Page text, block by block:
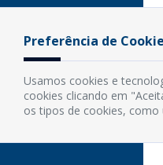
Preferência de
Usamos cookies e
cookies clicando em
os tipos de cookies,